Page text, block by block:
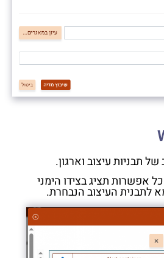
תבניות עיצוב וארגון.
אפשרות תציג בצידו הימני
לתבנית העיצוב הנבחרת.